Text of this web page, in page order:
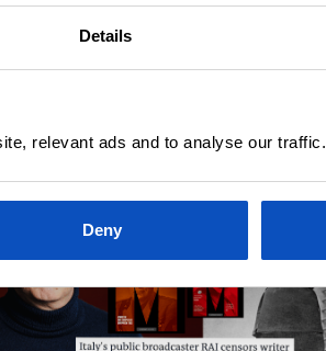
Details
relevant ads and to analyse our traffic.
Deny
Christensens «Haren»
setninger du vil spare på